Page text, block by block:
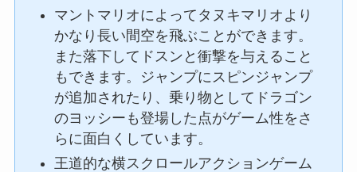
マントマリオによってタヌキマリオより
かなり長い間空を飛ぶことができます。
また落下してドスンと衝撃を与えること
もできます。ジャンプにスピンジャンプ
が追加されたり、乗り物としてドラゴン
のヨッシーも登場した点がゲーム性をさ
らに面白くしています。
王道的な横スクロールアクションゲーム